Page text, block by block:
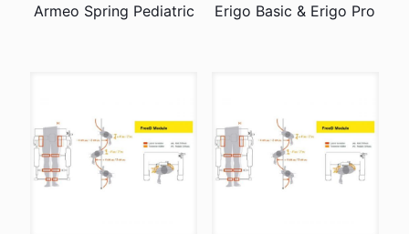
Armeo Spring Pediatric Erigo Basic & Erigo Pro